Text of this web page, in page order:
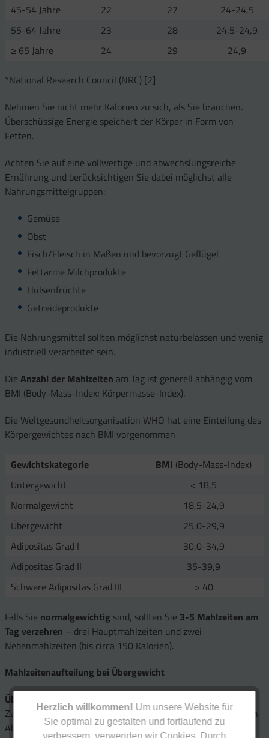
Herzlich willkommen! Um unsere Website für
Sie optimal zu gestalten und fortlaufend zu
verbessern, verwenden wir Cookies. Durch
45-54 Jahre
22 27
24-24,5
55-64 Jahre
23 28
24,5-24,9
≥ 65 Jahre
24 29 24,9
*National Research Council (NRC) [2]
Nehmen Sie nicht mehr Kalorien zu sich, als Sie brauchen.
Überschüssige Energie speichert der Körper in Form von
Fetten.
Achten Sie auf eine vollwertige und abwechslungsreiche
Ernährung und berücksichtigen Sie dabei möglichst alle
Nahrungsmittelgruppen:
Gemüse
Obst
Fisch/Fleisch in Maßen und bevorzugt Geflügel
Fettarme Milchprodukte
Hülsenfrüchte
Getreideprodukte
Die Nahrungsmittel sollten möglichst naturbelassen und wenig
industriell verarbeitet sein.
Die Anzahl der Mahlzeiten am Tag ist generell abhängig vom
BMI (Body-Mass-Index; Körpermasse-Index).
Die Weltgesundheitsorganisation WHO hat eine Einteilung des
Körpergewichtes nach BMI vorgenommen
Gewichtskategorie BMI (Body-Mass-Index)
Untergewicht
< 18,5
Normalgewicht
18,5-24,9
Übergewicht
25,0-29,9
Adipositas Grad I
30,0-34,9
Adipositas Grad II
35-39,9
Schwere Adipositas Grad III
> 40
Falls Sie normalgewichtig sind, sollten Sie 3-5 Mahlzeiten am
Tag verzehren – drei Hauptmahlzeiten und zwei
Nebenmahlzeiten (bis circa 150 Kalorien).
Mahlzeitenaufteilung bei Übergewicht
Übergewichtigen werden 3 Mahlzeiten am Tag empfohlen.
Zwischen den Mahlzeiten sollten jeweils vier bis fünf Stunden
Abstand liegen, damit der Insulinspiegel nach den Mahlzeiten